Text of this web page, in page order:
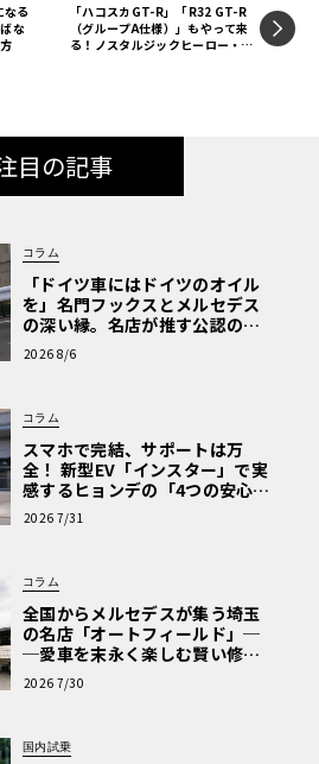
なる
な
「ハコスカGT-R」「R32 GT-R
（グループA仕様）」もやって来
る！ノスタルジックヒーロー・ブ
目の記事
コラム
「ドイツ車にはドイツのオイル
を」名門フックスとメルセデス
の深い縁。名店が推す公認の安
心と、Cクラスで味わうシルキー
な走り〈PR〉
2026 8/6
コラム
スマホで完結、サポートは万
全！ 新型EV「インスター」で実
感するヒョンデの「4つの安心」
【第1回・ヒョンデ6つの疑問：
Why? Hyundai?】〈PR〉
2026 7/31
コラム
全国からメルセデスが集う埼玉
の名店「オートフィールド」─
─愛車を末永く楽しむ賢い修理
術と、プロがフックス製オイル
を選ぶ理由〈PR〉
2026 7/30
国内試乗